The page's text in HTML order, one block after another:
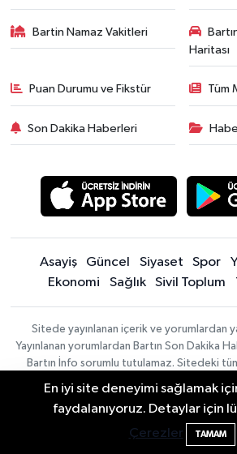
Bartin Namaz Vakitleri
Haritası
Puan Durumu ve Fikstür Tüm
Son Dakika Haberleri
Asayiş Güncel Siyaset Spor
Ekonomi
Sağlık Sivil Toplum
Sitede yayınlanan içerik ve yorumlardan
Yayınlanan yorumlardan Bartın Son Dakika
Bartın İnfo sorumlu tutulamaz. Sitedeki
fotoğraflar izin alınmaksızın kaynak
ortamda kullanılamaz ve
En iyi site deneyimi sağlamak
faydalanıyoruz. Detaylar için
Çerezler
TAMAM
Bartın'da Şafak Operasyonu:
Şüpheli Aranıyor